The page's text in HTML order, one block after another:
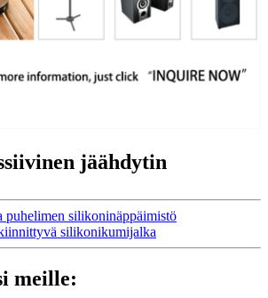
jäähdytin
puhelimen silikoninäppäimistö
silikonikumijalka
meille: